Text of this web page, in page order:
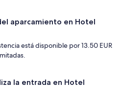
aparcamiento en Hotel
está disponible por 13.50 EUR
la entrada en Hotel